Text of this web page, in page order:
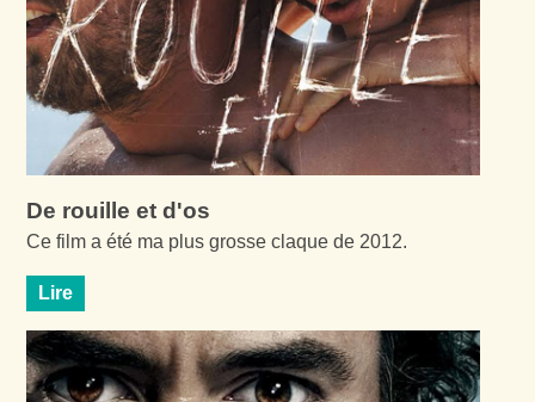
De rouille et d'os
Ce film a été ma plus grosse claque de 2012.
Lire